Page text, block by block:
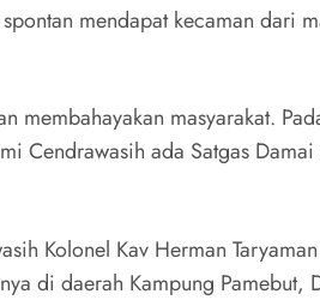
mendapat kecaman dari
membahayakan masyarakat.
Cendrawasih ada Satgas
Kolonel Kav Herman
di daerah Kampung Pamebut,